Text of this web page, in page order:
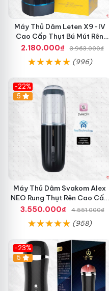
Máy Thủ Dâm Leten X9-IV
Cao Cấp Thụt Bú Mút Rên
Tỏa Nhiệt Sạc Pin
2.180.000₫ 3.963.000₫
(996)
-22%
5
Máy Thủ Dâm Svakom Alex
NEO Rung Thụt Rên Cao Cấp
Điều Khiển App
3.550.000₫ 4.551.000₫
(958)
-23%
5